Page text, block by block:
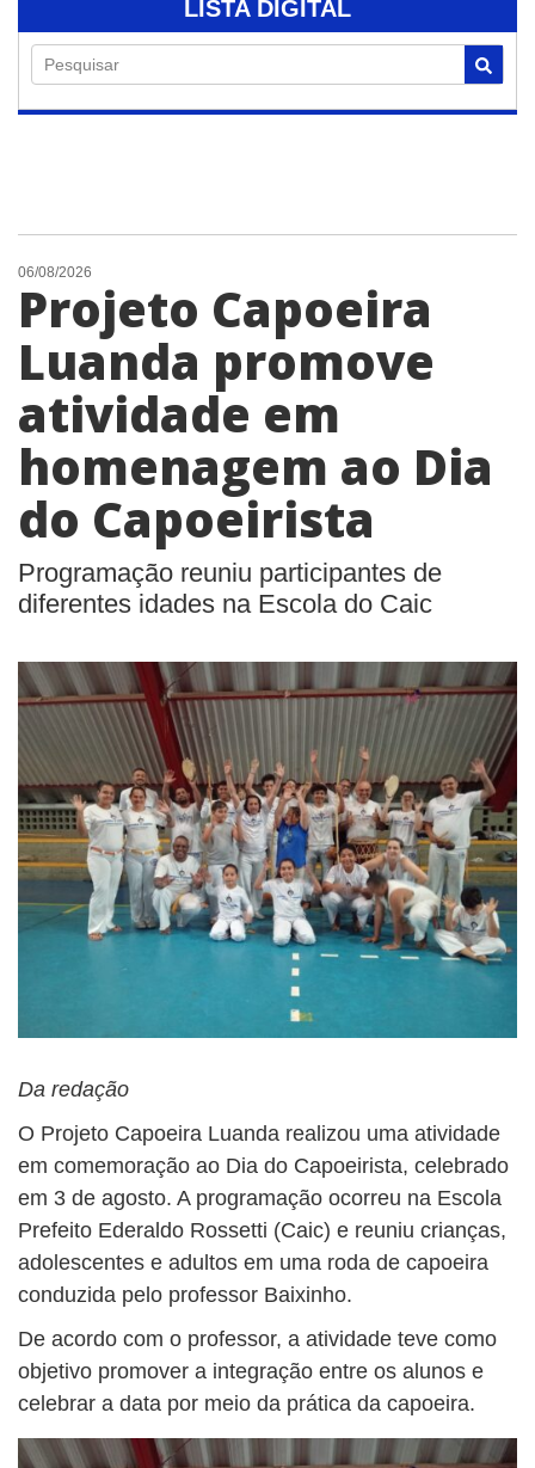
LISTA DIGITAL
Pesquisar
06/08/2026
Projeto Capoeira
Luanda promove
atividade em
homenagem ao Dia
do Capoeirista
Programação reuniu participantes de
diferentes idades na Escola do Caic
Da redação
O Projeto Capoeira Luanda realizou uma atividade
em comemoração ao Dia do Capoeirista, celebrado
em 3 de agosto. A programação ocorreu na Escola
Prefeito Ederaldo Rossetti (Caic) e reuniu crianças,
adolescentes e adultos em uma roda de capoeira
conduzida pelo professor Baixinho.
De acordo com o professor, a atividade teve como
objetivo promover a integração entre os alunos e
celebrar a data por meio da prática da capoeira.